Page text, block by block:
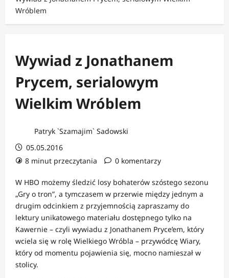
Wróblem
Wywiad z Jonathanem
Prycem, serialowym
Wielkim Wróblem
Patryk `Szamajim` Sadowski
05.05.2016
8 minut przeczytania
0 komentarzy
W HBO możemy śledzić losy bohaterów szóstego sezonu
„Gry o tron”, a tymczasem w przerwie między jednym a
drugim odcinkiem z przyjemnością zapraszamy do
lektury unikatowego materiału dostępnego tylko na
Kawernie – czyli wywiadu z Jonathanem Pryce’em, który
wciela się w rolę Wielkiego Wróbla – przywódcę Wiary,
który od momentu pojawienia się, mocno namieszał w
stolicy.